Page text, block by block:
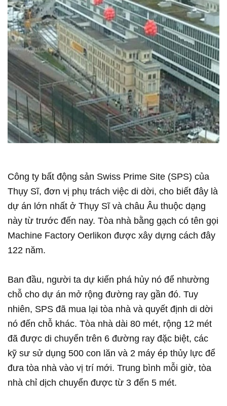
Công ty bất động sản Swiss Prime Site (SPS) của
Thụy Sĩ, đơn vị phụ trách việc di dời, cho biết đây là
dự án lớn nhất ở Thụy Sĩ và châu Âu thuộc dạng
này từ trước đến nay. Tòa nhà bằng gạch có tên gọi
Machine Factory Oerlikon được xây dựng cách đây
122 năm.
Ban đầu, người ta dự kiến phá hủy nó để nhường
chỗ cho dự án mở rộng đường ray gần đó. Tuy
nhiên, SPS đã mua lại tòa nhà và quyết định di dời
nó đến chỗ khác. Tòa nhà dài 80 mét, rộng 12 mét
đã được di chuyển trên 6 đường ray đặc biệt, các
kỹ sư sử dụng 500 con lăn và 2 máy ép thủy lực để
đưa tòa nhà vào vị trí mới. Trung bình mỗi giờ, tòa
nhà chỉ dịch chuyển được từ 3 đến 5 mét.